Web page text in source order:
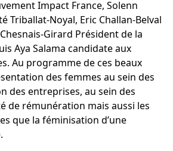
Impact France, Solenn
Triballat-Noyal, Eric Challan-Belval
Girard Président de la
Aya Salama candidate aux
Au programme de ces beaux
des femmes au sein des
des entreprises, au sein des
de rémunération mais aussi les
que la féminisation d’une